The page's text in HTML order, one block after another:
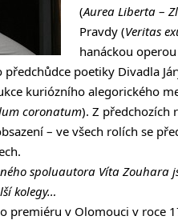
(Aurea Liberta–
Pravdy (Veritas
hanáckou operou
předchůdce poetiky Divadla
kuriózního alegorického
coronatum). Z předchozích
– ve všech rolích se
spoluautora Víta
kolegy…
premiéru v Olomouci v roce